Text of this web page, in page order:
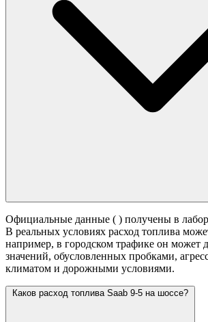
Официальные данные ( ) получены в
В реальных условиях расход топлива
например, в городском трафике он может
значений, обусловленных пробками,
климатом и дорожными условиями.
Каков расход топлива Saab 9-5 на шоссе?